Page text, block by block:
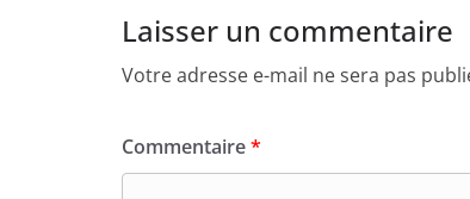
Laisser un commentaire
Votre adresse e-mail ne sera pas
Commentaire*